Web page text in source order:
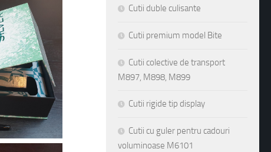
Cutii duble culisante
Cutii premium model Bite
Cutii colective de transport
M897, M898, M899
Cutii rigide tip display
Cutii cu guler pentru cadouri
voluminoase M6101